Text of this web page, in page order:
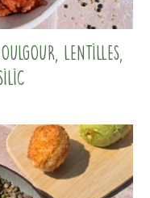
lentilles,